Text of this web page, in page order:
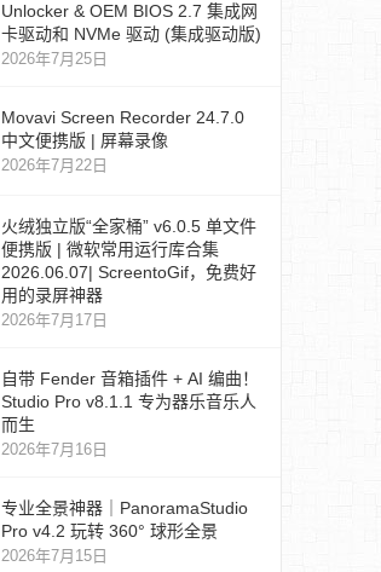
Unlocker & OEM BIOS 2.7 集成网
卡驱动和 NVMe 驱动 (集成驱动版)
2026年7月25日
Movavi Screen Recorder 24.7.0
中文便携版 | 屏幕录像
2026年7月22日
火绒独立版“全家桶” v6.0.5 单文件
便携版 | 微软常用运行库合集
2026.06.07| ScreentoGif，免费好
用的录屏神器
2026年7月17日
自带 Fender 音箱插件 + AI 编曲！
Studio Pro v8.1.1 专为器乐音乐人
而生
2026年7月16日
专业全景神器｜PanoramaStudio
Pro v4.2 玩转 360° 球形全景
2026年7月15日